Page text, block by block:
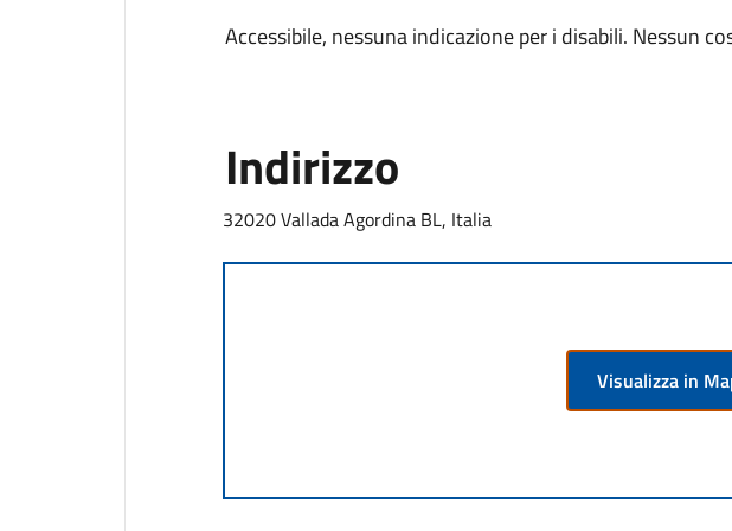
Accessibile, nessuna indicazione per i disabili. Nessun
Indirizzo
32020 Vallada Agordina BL, Italia
Visualizza in